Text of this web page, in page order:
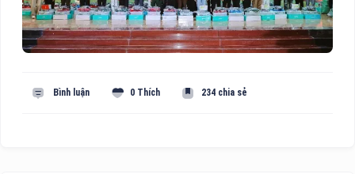
Bình luận 0 Thích 234 chia sẻ